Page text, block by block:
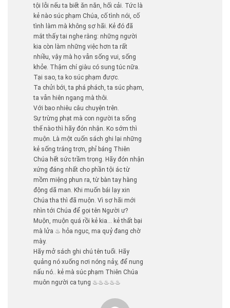
tội lỗi nếu ta biết ăn năn, hối cải. Tức là
kẻ nào súc phạm Chúa, cố tình nói, cố
tình làm mà không sợ hãi. Kẻ đó đã
mắt thấy tai nghe rằng: những người
kia còn làm những việc hơn ta rất
nhiều, vậy mà họ vẫn sống vui, sống
khỏe. Thậm chí giàu có sung túc nữa.
Tại sao, ta ko súc phạm được.
Ta chửi bới, ta phá phách, ta súc phạm,
ta vẫn hiên ngang mà thôi.
Với bao nhiêu câu chuyện trên.
Sự trừng phạt mà con người ta sống
thế nào thì hãy đón nhận. Ko sớm thì
muộn. Là một cuốn sách ghi lại những
kẻ sống trắng trợn, phỉ báng Thiên
Chúa hết sức trầm trọng. Hãy đón nhận
xứng đáng nhất cho phần tội ác từ
mồm miệng phun ra, từ bàn tay hàng
động dã man. Khi muốn bái lạy xin
Chúa tha thì đã muộn. Vì sợ hãi mới
nhìn tới Chúa để gọi tên Người ư?
Muộn, muộn quá rồi kẻ kia… kẻ thất bại
mà lửa ♨ hỏa ngục, ma quỷ đang chờ
mày.
Hãy mở sách ghi chú tên tuổi. Hãy
quảng nó xuống nơi nóng nảy, để nung
nấu nó.. kẻ mà súc phạm Thiên Chúa
muôn người ca tụng ♨♨♨♨♨